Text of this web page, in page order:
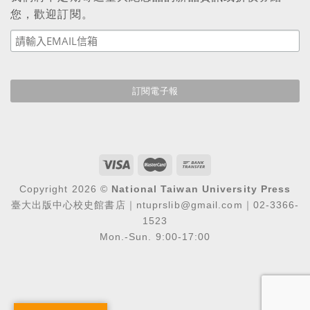
您，歡迎訂閱。
Copyright 2026 © National Taiwan University Press
臺大出版中心校史館書店｜ntuprslib@gmail.com｜02-3366-
1523
Mon.-Sun. 9:00-17:00